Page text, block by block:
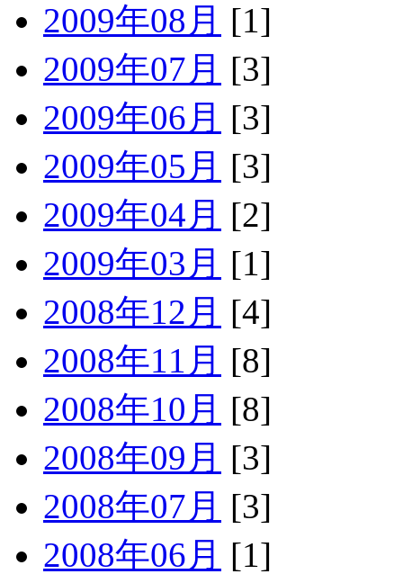
2009年08月 [1]
2009年07月 [3]
2009年06月 [3]
2009年05月 [3]
2009年04月 [2]
2009年03月 [1]
2008年12月 [4]
2008年11月 [8]
2008年10月 [8]
2008年09月 [3]
2008年07月 [3]
2008年06月 [1]